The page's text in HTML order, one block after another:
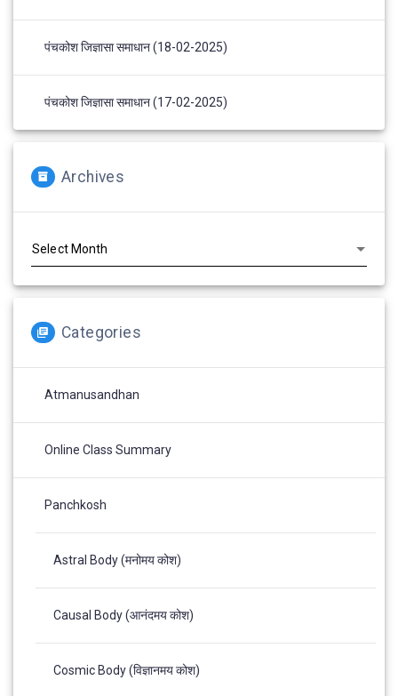
पंचकोश जिज्ञासा समाधान (18-02-2025)
पंचकोश जिज्ञासा समाधान (17-02-2025)
Archives
Categories
Atmanusandhan
Online Class Summary
Panchkosh
Astral Body (मनोमय कोश)
Causal Body (आनंदमय कोश)
Cosmic Body (विज्ञानमय कोश)